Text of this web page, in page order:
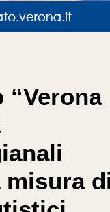
“Verona
misura